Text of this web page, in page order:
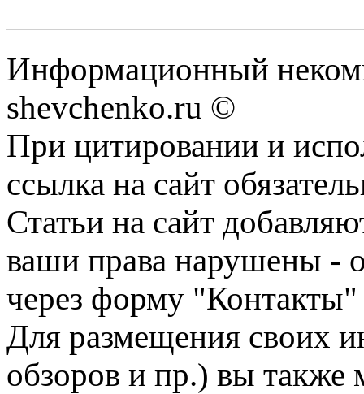
Информационный
shevchenko.ru ©
При цитировании и
ссылка на сайт
Статьи на сайт
ваши права нарушены -
через форму "Контакты"
Для размещения своих
обзоров и пр.) вы также